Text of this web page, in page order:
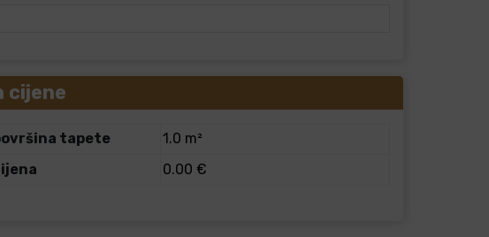
cijene
tapete
1.0 m²
0.00 €